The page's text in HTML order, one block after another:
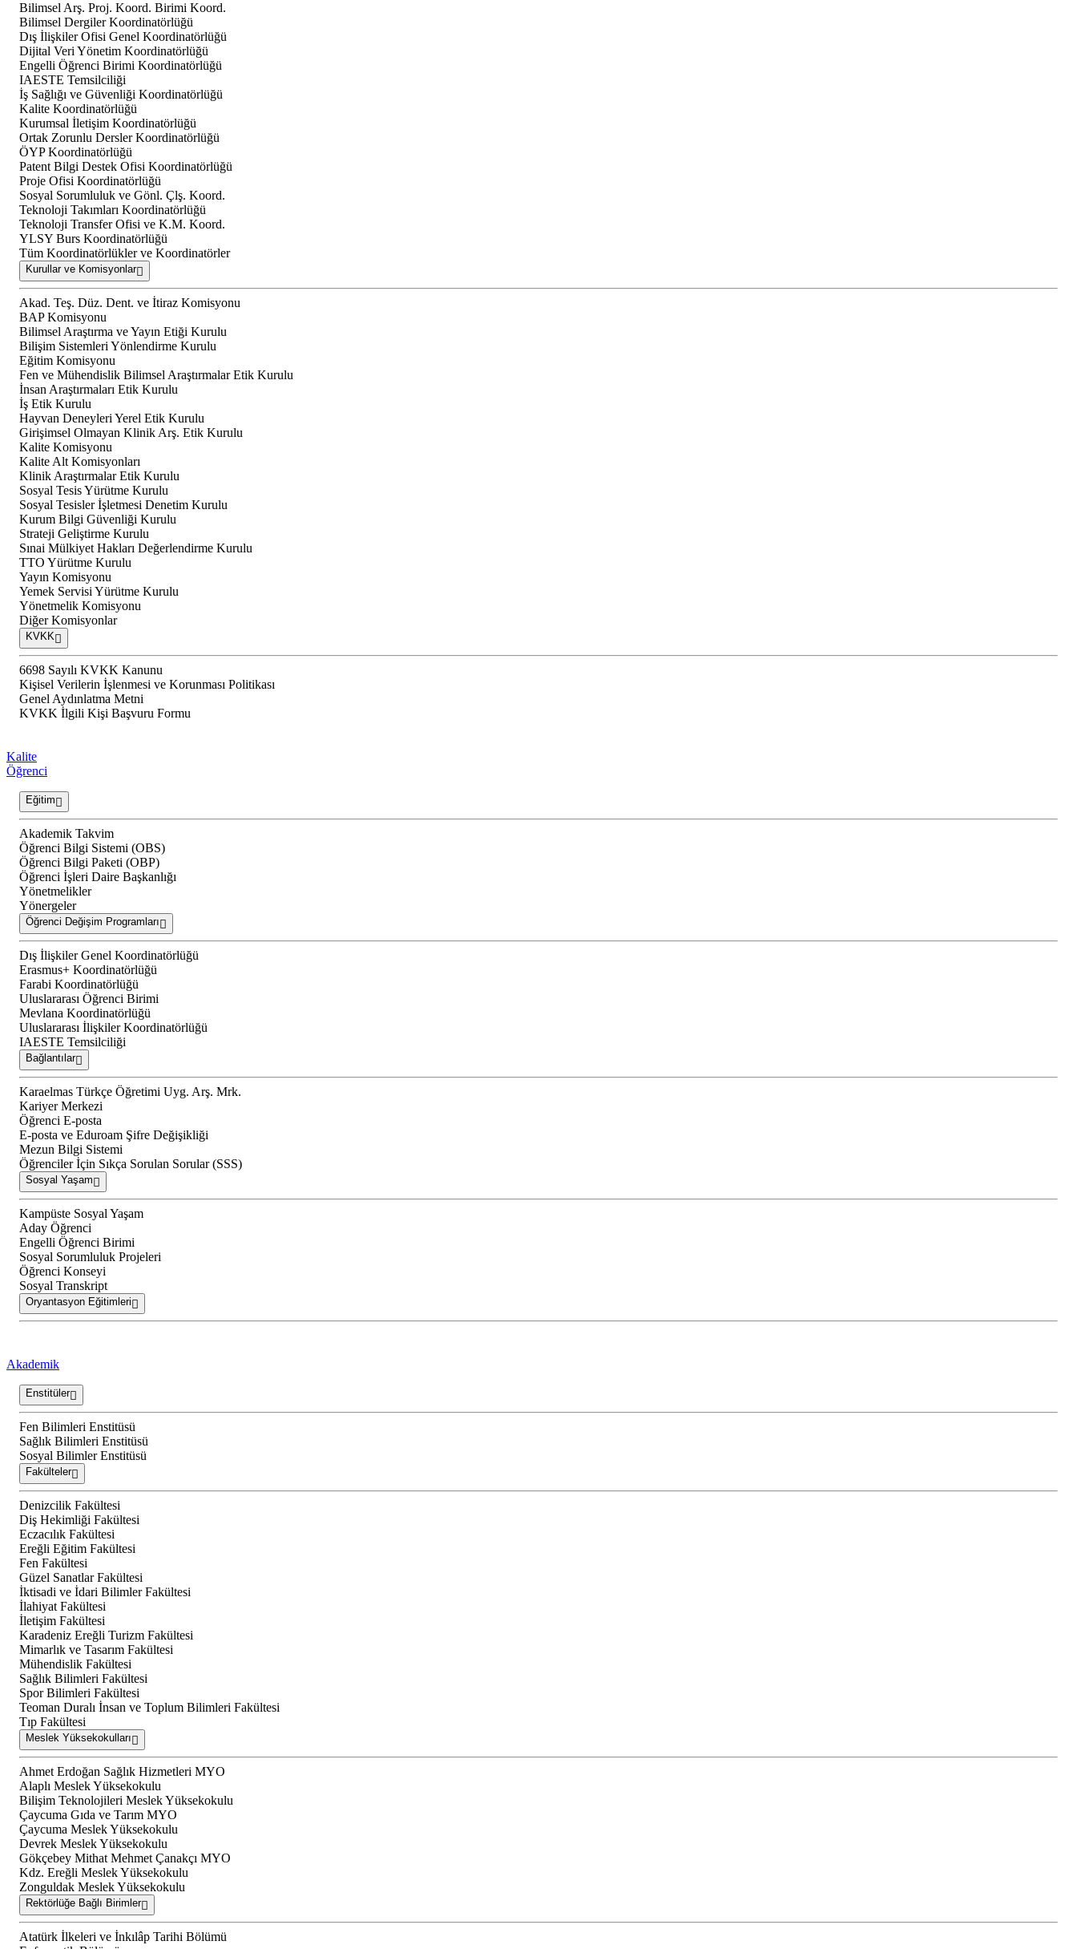
Bilimsel Arş. Proj. Koord. Birimi Koord.
Bilimsel Dergiler Koordinatörlüğü
Dış İlişkiler Ofisi Genel Koordinatörlüğü
Dijital Veri Yönetim Koordinatörlüğü
Engelli Öğrenci Birimi Koordinatörlüğü
IAESTE Temsilciliği
İş Sağlığı ve Güvenliği Koordinatörlüğü
Kalite Koordinatörlüğü
Kurumsal İletişim Koordinatörlüğü
Ortak Zorunlu Dersler Koordinatörlüğü
ÖYP Koordinatörlüğü
Patent Bilgi Destek Ofisi Koordinatörlüğü
Proje Ofisi Koordinatörlüğü
Sosyal Sorumluluk ve Gönl. Çlş. Koord.
Teknoloji Takımları Koordinatörlüğü
Teknoloji Transfer Ofisi ve K.M. Koord.
YLSY Burs Koordinatörlüğü
Tüm Koordinatörlükler ve Koordinatörler
Kurullar ve Komisyonlar
Akad. Teş. Düz. Dent. ve İtiraz Komisyonu
BAP Komisyonu
Bilimsel Araştırma ve Yayın Etiği Kurulu
Bilişim Sistemleri Yönlendirme Kurulu
Eğitim Komisyonu
Fen ve Mühendislik Bilimsel Araştırmalar Etik Kurulu
İnsan Araştırmaları Etik Kurulu
İş Etik Kurulu
Hayvan Deneyleri Yerel Etik Kurulu
Girişimsel Olmayan Klinik Arş. Etik Kurulu
Kalite Komisyonu
Kalite Alt Komisyonları
Klinik Araştırmalar Etik Kurulu
Sosyal Tesis Yürütme Kurulu
Sosyal Tesisler İşletmesi Denetim Kurulu
Kurum Bilgi Güvenliği Kurulu
Strateji Geliştirme Kurulu
Sınai Mülkiyet Hakları Değerlendirme Kurulu
TTO Yürütme Kurulu
Yayın Komisyonu
Yemek Servisi Yürütme Kurulu
Yönetmelik Komisyonu
Diğer Komisyonlar
KVKK
6698 Sayılı KVKK Kanunu
Kişisel Verilerin İşlenmesi ve Korunması Politikası
Genel Aydınlatma Metni
KVKK İlgili Kişi Başvuru Formu
Kalite
Öğrenci
Eğitim
Akademik Takvim
Öğrenci Bilgi Sistemi (OBS)
Öğrenci Bilgi Paketi (OBP)
Öğrenci İşleri Daire Başkanlığı
Yönetmelikler
Yönergeler
Öğrenci Değişim Programları
Dış İlişkiler Genel Koordinatörlüğü
Erasmus+ Koordinatörlüğü
Farabi Koordinatörlüğü
Uluslararası Öğrenci Birimi
Mevlana Koordinatörlüğü
Uluslararası İlişkiler Koordinatörlüğü
IAESTE Temsilciliği
Bağlantılar
Karaelmas Türkçe Öğretimi Uyg. Arş. Mrk.
Kariyer Merkezi
Öğrenci E-posta
E-posta ve Eduroam Şifre Değişikliği
Mezun Bilgi Sistemi
Öğrenciler İçin Sıkça Sorulan Sorular (SSS)
Sosyal Yaşam
Kampüste Sosyal Yaşam
Aday Öğrenci
Engelli Öğrenci Birimi
Sosyal Sorumluluk Projeleri
Öğrenci Konseyi
Sosyal Transkript
Oryantasyon Eğitimleri
Akademik
Enstitüler
Fen Bilimleri Enstitüsü
Sağlık Bilimleri Enstitüsü
Sosyal Bilimler Enstitüsü
Fakülteler
Denizcilik Fakültesi
Diş Hekimliği Fakültesi
Eczacılık Fakültesi
Ereğli Eğitim Fakültesi
Fen Fakültesi
Güzel Sanatlar Fakültesi
İktisadi ve İdari Bilimler Fakültesi
İlahiyat Fakültesi
İletişim Fakültesi
Karadeniz Ereğli Turizm Fakültesi
Mimarlık ve Tasarım Fakültesi
Mühendislik Fakültesi
Sağlık Bilimleri Fakültesi
Spor Bilimleri Fakültesi
Teoman Duralı İnsan ve Toplum Bilimleri Fakültesi
Tıp Fakültesi
Meslek Yüksekokulları
Ahmet Erdoğan Sağlık Hizmetleri MYO
Alaplı Meslek Yüksekokulu
Bilişim Teknolojileri Meslek Yüksekokulu
Çaycuma Gıda ve Tarım MYO
Çaycuma Meslek Yüksekokulu
Devrek Meslek Yüksekokulu
Gökçebey Mithat Mehmet Çanakçı MYO
Kdz. Ereğli Meslek Yüksekokulu
Zonguldak Meslek Yüksekokulu
Rektörlüğe Bağlı Birimler
Atatürk İlkeleri ve İnkılâp Tarihi Bölümü